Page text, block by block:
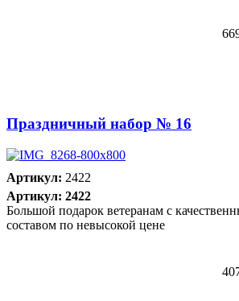
Праздничный набор № 16
Артикул: 2422
Артикул: 2422
Большой подарок ветеранам с
составом по невысокой цене